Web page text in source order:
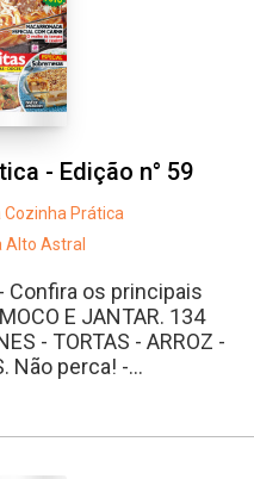
- Edição n° 59
Cozinha Prática
Alto Astral
Confira os principais
E JANTAR. 134
- TORTAS - ARROZ -
Não perca! -...